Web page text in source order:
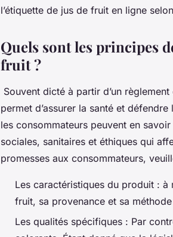
l’étiquette de jus de fruit en ligne
Quels sont les principes
fruit ?
Souvent dicté à partir d’un
permet d’assurer la santé et
les consommateurs peuvent en
sociales, sanitaires et éthiques qui
promesses aux consommateurs,
Les caractéristiques du produit : à
fruit, sa provenance et sa
Les qualités spécifiques : Par